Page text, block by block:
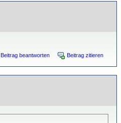
Beitrag beantworten Beitrag zitieren